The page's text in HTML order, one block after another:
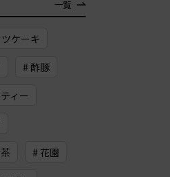
一覧
ケーキ
# 酢豚
ィー
# 花園